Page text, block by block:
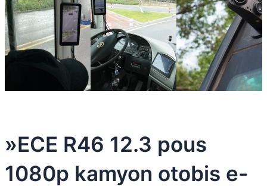
»ECE R46 12.3 pous
1080p kamyon otobis e-